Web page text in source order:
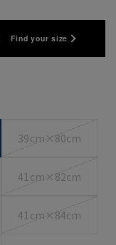
Find your size
39cm×80cm
41cm×82cm
41cm×84cm